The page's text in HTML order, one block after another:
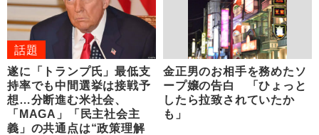
話題
遂に「トランプ氏」最低支
持率でも中間選挙は接戦予
想…分断進む米社会、
「MAGA」「民主社会主
義」の共通点は“政策理解
金正男のお相手を務めたソ
ープ嬢の告白 「ひょっと
したら拉致されていたか
も」